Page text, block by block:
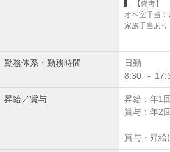
【備考】
オペ室手当
家族手当あり
勤務体系・勤務時間
日勤
8:30 ～
昇給／賞与
昇給：年1
賞与：年2
賞与・昇給